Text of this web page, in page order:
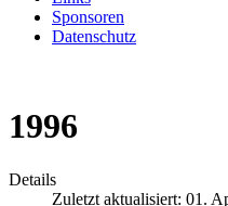
Sponsoren
Datenschutz
1996
Details
Zuletzt aktualisiert: 01.